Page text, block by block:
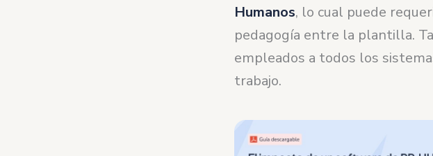
Humanos, lo cual puede
pedagogía entre la plantilla.
empleados a todos los
trabajo.